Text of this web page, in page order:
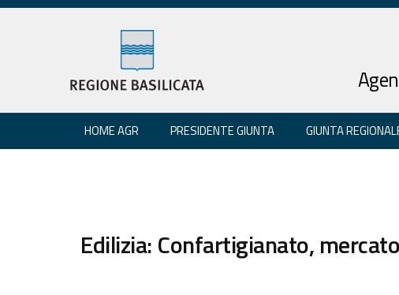
HOME AGR PRESIDENTE GIUNTA GIUNTA
Edilizia: Confartigianato,